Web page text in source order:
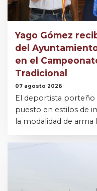
Yago Gómez
del
en el
Tradicional
07 agosto 2026
El deportista
puesto en estilos de
la modalidad de arma